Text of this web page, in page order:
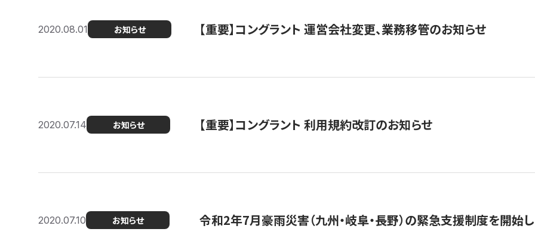
2020.08.01 お知らせ 【重要】コングラント 運営会社変更、業務移管のお知らせ
2020.07.14 お知らせ 【重要】コングラント 利用規約改訂のお知らせ
2020.07.10 お知らせ 令和2年7月豪雨災害（九州・岐阜・長野）の緊急支援制度を開始